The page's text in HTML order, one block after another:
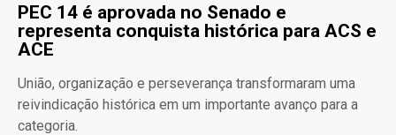
PEC 14 é aprovada no Senado e
representa conquista histórica para ACS e
ACE
União, organização e perseverança transformaram uma
reivindicação histórica em um importante avanço para a
categoria.